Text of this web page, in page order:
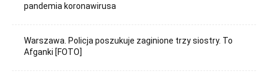
pandemia koronawirusa
Warszawa. Policja poszukuje zaginione trzy siostry. To
Afganki [FOTO]